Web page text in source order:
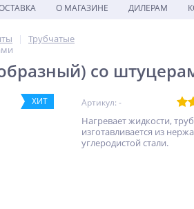
О МАГАЗИНЕ ДИЛЕРАМ
Трубчатые
со
ХИТ Артикул: -
Нагревает жидкости,
изготавливается из
углеродистой стали.